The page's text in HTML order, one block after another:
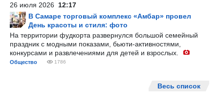
26 июля 2026 12:17
В Самаре торговый комплекс «Амбар» провел
День красоты и стиля: фото
На территории фудкорта развернулся большой семейный
праздник с модными показами, бьюти-активностями,
конкурсами и развлечениями для детей и взрослых.
Общество 1786
Весь список